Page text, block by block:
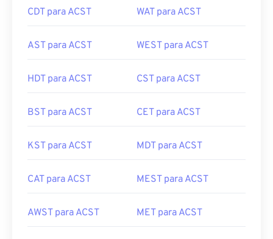
CDT para ACST WAT para ACST
AST para ACST WEST para ACST
HDT para ACST CST para ACST
BST para ACST CET para ACST
KST para ACST MDT para ACST
CAT para ACST MEST para ACST
AWST para ACST MET para ACST